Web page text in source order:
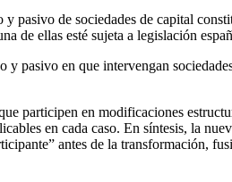
y pasivo de sociedades de capital
de ellas esté sujeta a legislación
y pasivo en que intervengan
participen en modificaciones
en cada caso. En síntesis, la
antes de la transformación,